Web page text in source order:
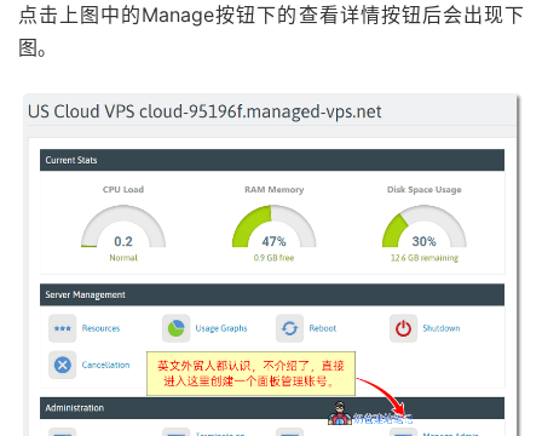
点击上图中的Manage按钮下的查看详情按钮后会出现下
图。